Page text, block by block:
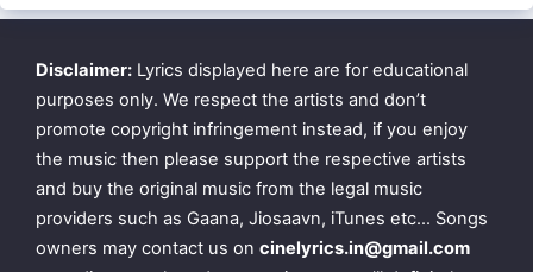
Oru kudaiyaaga maaratumaa
Malamel velakkaa yethiveppen
Unna padampol manasil maattiveppen
Rosappoo chinna rosaappoo
Disclaimer: Lyrics displayed here are for educational
purposes only. We respect the artists and don’t
promote copyright infringement instead, if you enjoy
the music then please support the respective artists
and buy the original music from the legal music
providers such as Gaana, Jiosaavn, iTunes etc… Songs
owners may contact us on cinelyrics.in@gmail.com